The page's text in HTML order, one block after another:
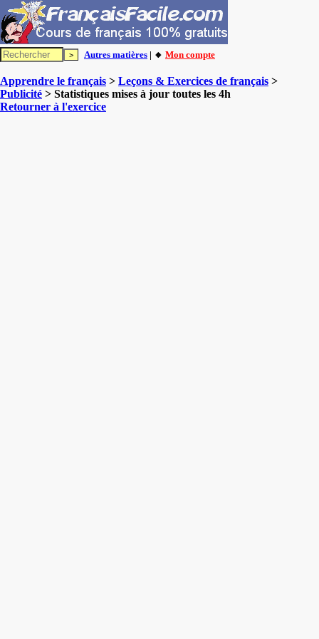
Autres matières | 🔸 Mon compte
Apprendre le français > Leçons & Exercices de français >
Publicité > Statistiques mises à jour toutes les 4h
Retourner à l'exercice